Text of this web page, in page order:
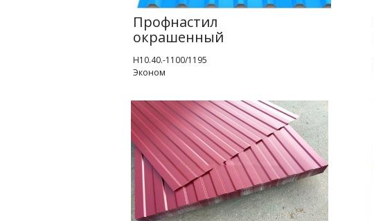
Профнастил
окрашенный
Н10.40.-1100/1195
Эконом